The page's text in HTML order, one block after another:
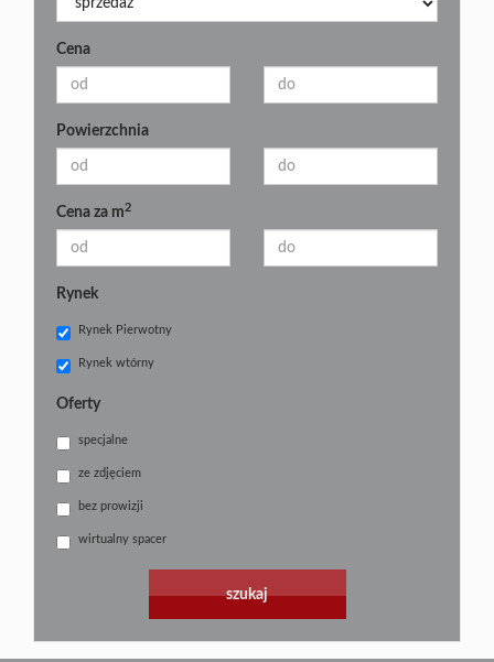
Cena
Powierzchnia
Cena za m 2
Rynek
Rynek Pierwotny
Rynek wtórny
Oferty
specjalne
ze zdjęciem
bez prowizji
wirtualny spacer